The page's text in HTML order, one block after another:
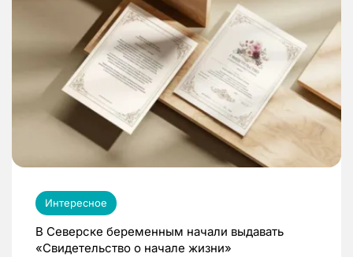
Интересное
В Северске беременным начали выдавать
«Свидетельство о начале жизни»